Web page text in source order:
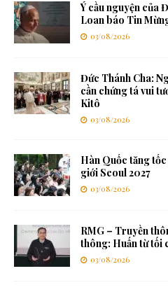
Ý cầu nguyện của
Loan báo Tin
03/08/2026
Đức Thánh Cha:
cần chứng tá vui
Kitô
03/08/2026
Hàn Quốc tăng
giới Seoul 2027
03/08/2026
RMG – Truyền
thông: Huấn từ tối
03/08/2026